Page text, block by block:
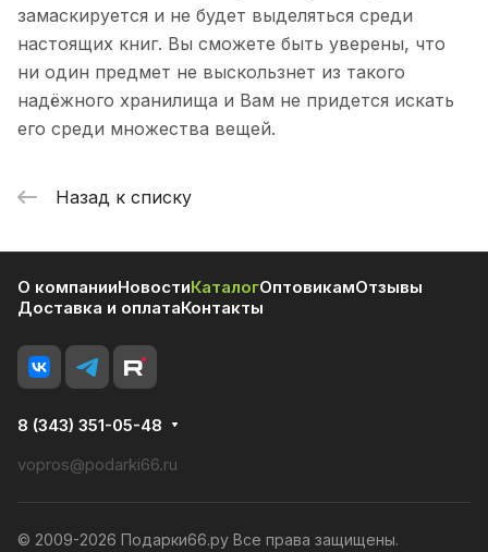
замаскируется и не будет выделяться среди
настоящих книг. Вы сможете быть уверены, что
ни один предмет не выскользнет из такого
надёжного хранилища и Вам не придется искать
его среди множества вещей.
Назад к списку
О компанииНовостиКаталогОптовикамОтзывы
Доставка и оплатаКонтакты
8 (343) 351-05-48
vopros@podarki66.ru
© 2009-2026 Подарки66.ру Все права защищены.